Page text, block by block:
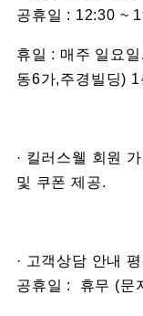
공휴일 : 12:30 ~
휴일 : 매주 일요
동6가,주경빌딩) 1
· 킬러스웰 회원
및 쿠폰 제공.
· 고객상담 안내
공휴일 : 휴무 (문